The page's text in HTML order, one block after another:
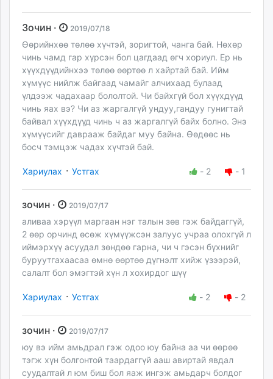
Зочин · 2019/07/18
Өөрийнхөө төлөө хүчтэй, зоригтой, чанга бай. Нөхөр
чинь чамд гар хүрсэн бол цагдаад өгч хориул. Ер нь
хүүхдүүдийнхээ төлөө өөртөө л хайртай бай. Ийм
хүмүүс нийлж байгаад чамайг алчихаад булаад
үлдээж чадахаар бололтой. Чи байхгүй бол хүүхдүүд
чинь яах вэ? Чи аз жаргалгүй ундуу,гандуу гунигтай
байвал хүүхдүүд чинь ч аз жаргалгүй байх болно. Энэ
хүмүүсийг даврааж байдаг муу байна. Өөдөөс нь
босч тэмцэж чадах хүчтэй бай.
Хариулах · Устгах - 2 - 1
зочин · 2019/07/17
аливаа хэрүүл маргаан нэг талын зөв гэж байдаггүй,
2 өөр орчинд өсөж хүмүүжсэн залуус учраа олохгүй л
иймэрхүү асуудал зөндөө гарна, чи ч гэсэн бүхнийг
буруутгахаасаа өмнө өөртөө дүгнэлт хийж үзээрэй,
салалт бол эмэгтэй хүн л хохирдог шүү
Хариулах · Устгах - 2 - 2
зочин · 2019/07/17
юу вэ ийм амьдрал гэж одоо юу байна аа чи өөрөө
тэгж хүн болгонтой таардаггүй ааш авиртай явдал
суудалтай л юм биш бол яаж ингэж амьдарч болдог